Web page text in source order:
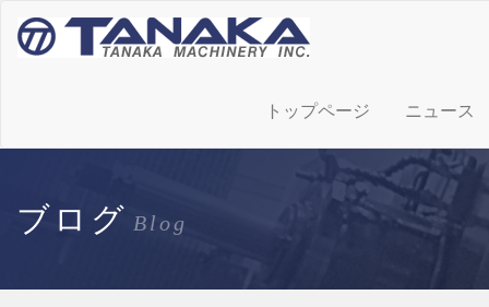
トップページ ニュース
ブログ Blog